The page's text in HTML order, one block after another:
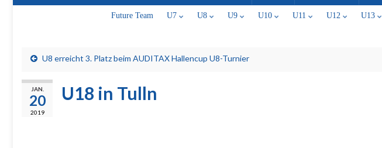
Future Team U7 U8 U9 U10 U11 U12 U13
U8 erreicht 3. Platz beim AUDITAX Hallencup U8-Turnier
JAN.
20
2019
U18 in Tulln